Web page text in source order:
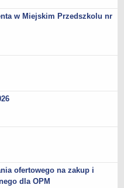
w Miejskim Przedszkolu nr
ofertowego na zakup i
dla OPM